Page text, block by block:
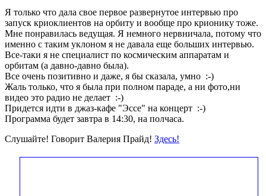
Я только что дала свое первое развернутое интервью про
запуск криоклиентов на орбиту и вообще про крионику тоже.
Мне понравилась ведущая. Я немного нервничала, потому что
именно с таким уклоном я не давала еще больших интервью.
Все-таки я не специалист по космическим аппаратам и
орбитам (а давно-давно была).
Все очень позитивно и даже, я бы сказала, умно :-)
Жаль только, что я была при полном параде, а ни фото,ни
видео это радио не делает :-)
Придется идти в джаз-кафе "Эссе" на концерт :-)
Программа будет завтра в 14:30, на полчаса.
Слушайте! Говорит Валерия Прайд! Здесь!